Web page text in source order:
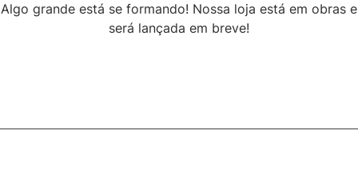
Algo grande está se formando! Nossa loja está em obras e
será lançada em breve!